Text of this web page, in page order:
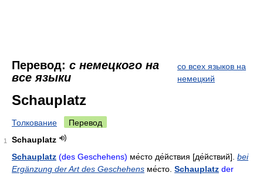
Перевод: с немецкого на
все языки
со всех языков на
немецкий
Schauplatz
Толкование Перевод
1
Schauplatz
Schauplatz (des Geschehens) ме́сто де́йствия [де́йствий]. bei
Ergänzung der Art des Geschehens ме́сто Schauplatz der